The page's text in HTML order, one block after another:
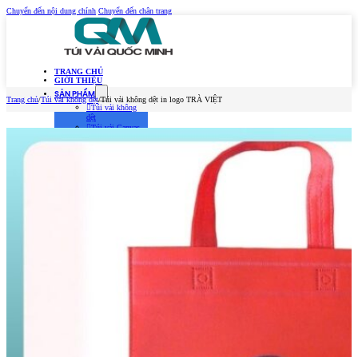
Chuyển đến nội dung chính Chuyển đến chân trang
TRANG CHỦ
GIỚI THIỆU
SẢN PHẨM
Túi vải không
dệt
Túi vải Canvas
Trang chủ/Túi vải không dệt/Túi vải không dệt in logo TRÀ VIỆT